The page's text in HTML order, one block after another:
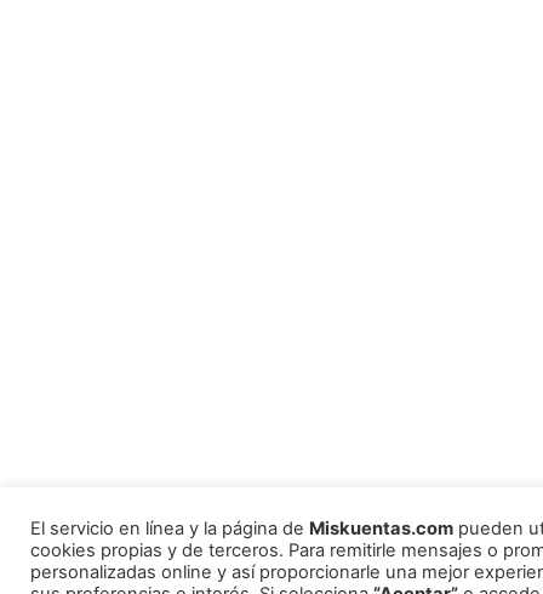
El servicio en línea y la página de Miskuentas.com pueden
cookies propias y de terceros. Para remitirle mensajes o
personalizadas online y así proporcionarle una mejor